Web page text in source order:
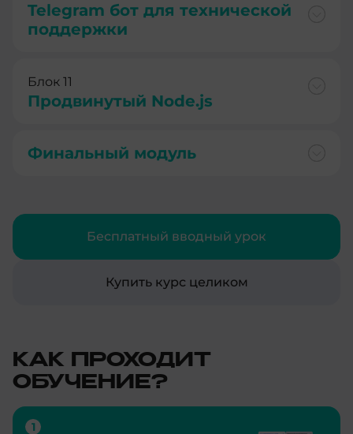
Telegram бот для технической
поддержки
Блок 11
Продвинутый Node.js
Финальный модуль
Бесплатный вводный урок
Купить курс целиком
КАК ПРОХОДИТ
ОБУЧЕНИЕ?